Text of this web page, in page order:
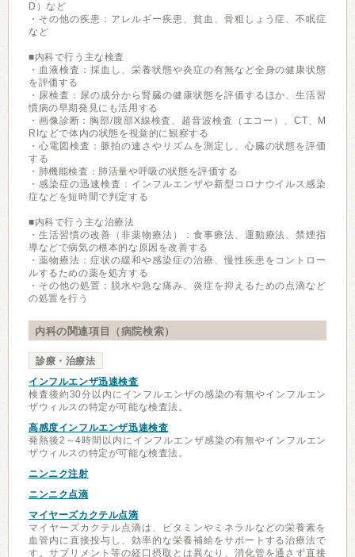
D）など
・その他の疾患：アレルギー疾患、貧血、骨粗しょう症、不眠症
など
■内科で行う主な検査
・血液検査：採血し、栄養状態や炎症の有無など全身の健康状態
を評価する
・尿検査：尿の成分から腎臓の健康状態を評価するほか、生活習
慣病の早期発見にも活用する
・画像診断：胸部/腹部X線検査、超音波検査（エコー）、CT、M
RIなどで体内の状態を視覚的に観察する
・心電図検査：脈拍の速さやリズムを測定し、心臓の状態を評価
する
・肺機能検査：肺活量や呼吸の状態を評価する
・感染症の迅速検査：インフルエンザや新型コロナウイルス感染
症などを短時間で判定する
■内科で行う主な治療法
・生活習慣の改善（非薬物療法）：食事療法、運動療法、禁煙指
導などで病気の根本的な原因を改善する
・薬物療法：症状の緩和や感染症の治療、慢性疾患をコントロー
ルするための薬を処方する
・その他の処置：脱水や急な痛み、炎症を抑えるための点滴など
の処置を行う
内科の関連項目（病院検索）
診療・治療法
インフルエンザ迅速検査
検査後約30分以内にインフルエンザの感染の有無やインフルエン
ザウィルスの特定が可能な検査法。
高感度インフルエンザ迅速検査
発熱後2～4時間以内にインフルエンザ感染の有無やインフルエン
ザウィルスの特定が可能な検査法。
ニンニク注射
ニンニク点滴
マイヤーズカクテル点滴
マイヤーズカクテル点滴は、ビタミンやミネラルなどの栄養素を
血管内に直接投与し、効率的な栄養補給をサポートする治療法で
す。サプリメント等の経口摂取とは異なり、消化管を通さず直接